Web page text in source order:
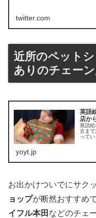
twitter.com
近所のペット
ありのチェー
英語
店か
英語
古ま
って
yoyt.jp
お出かけついでにサク
ョップが断然おすすめで
イフル本田 などのチェ